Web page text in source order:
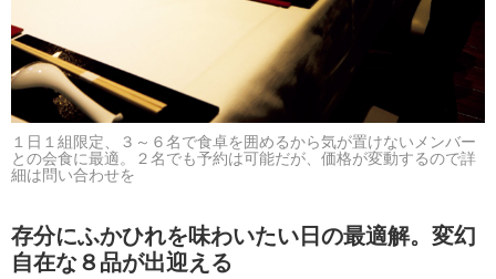
１日１組限定、３～６名で食卓を囲めるから気が置けないメンバー
との会食に最適。２名でも予約は可能だが、価格が変動するので詳
細は問い合わせを
存分にふかひれを味わいたい日の最適解。変幻
自在な８品が出迎える